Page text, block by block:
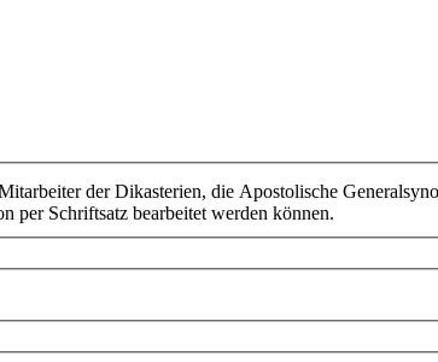
der Dikasterien, die Apostolische
per Schriftsatz bearbeitet werden können.